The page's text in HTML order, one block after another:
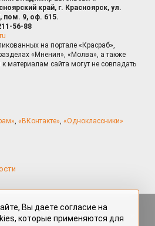
край, г. Красноярск, ул.
пом. 9, оф. 615.
56-88
на портале «Красраб»,
«Мнения», «Молва», а также
материалам сайта могут не совпадать
, «ВКонтакте», «Одноклассники»
материалы, размещённые на портале
Вы даете согласие на
которые применяются для